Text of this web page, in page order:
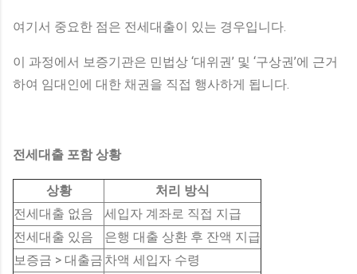
여기서 중요한 점은 전세대출이 있는 경우입니다.
이 과정에서 보증기관은 민법상 ‘대위권’ 및 ‘구상권’에 근거
하여 임대인에 대한 채권을 직접 행사하게 됩니다.
전세대출 포함 상황
상황
처리 방식
전세대출 없음
세입자 계좌로 직접 지급
전세대출 있음
은행 대출 상환 후 잔액 지급
보증금 > 대출금 차액 세입자 수령